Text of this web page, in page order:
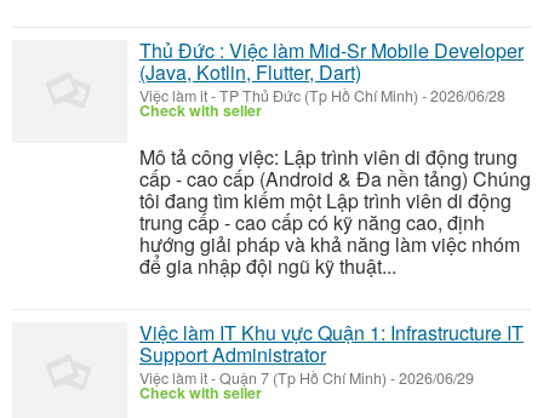
Thủ Đức : Việc làm Mid-Sr Mobile Developer
(Java, Kotlin, Flutter, Dart)
Việc làm it-TP Thủ Đức (Tp Hồ Chí Minh) -2026/06/28
Check with seller
Mô tả công việc: Lập trình viên di động trung
cấp - cao cấp (Android & Đa nền tảng) Chúng
tôi đang tìm kiếm một Lập trình viên di động
trung cấp - cao cấp có kỹ năng cao, định
hướng giải pháp và khả năng làm việc nhóm
để gia nhập đội ngũ kỹ thuật...
Việc làm IT Khu vực Quận 1: Infrastructure IT
Support Administrator
Việc làm it-Quận 7 (Tp Hồ Chí Minh) -2026/06/29
Check with seller